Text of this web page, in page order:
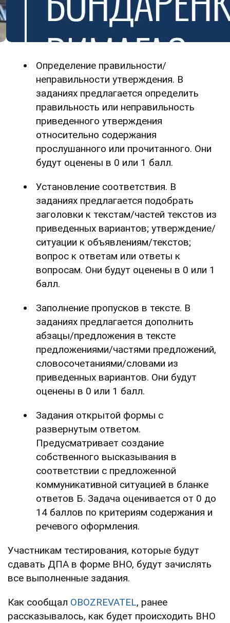
Определение правильности/
неправильности утверждения. В
заданиях предлагается определить
правильность или неправильность
приведенного утверждения
относительно содержания
прослушанного или прочитанного. Они
будут оценены в 0 или 1 балл.
Установление соответствия. В
заданиях предлагается подобрать
заголовки к текстам/частей текстов из
приведенных вариантов; утверждение/
ситуации к объявлениям/текстов;
вопрос к ответам или ответы к
вопросам. Они будут оценены в 0 или 1
балл.
Заполнение пропусков в тексте. В
заданиях предлагается дополнить
абзацы/предложения в тексте
предложениями/частями предложений,
словосочетаниями/словами из
приведенных вариантов. Они будут
оценены в 0 или 1 балл.
Задания открытой формы с
развернутым ответом.
Предусматривает создание
собственного высказывания в
соответствии с предложенной
коммуникативной ситуацией в бланке
ответов Б. Задача оценивается от 0 до
14 баллов по критериям содержания и
речевого оформления.
Участникам тестирования, которые будут
сдавать ДПА в форме ВНО, будут зачислять
все выполненные задания.
Как сообщал OBOZREVATEL, ранее
рассказывалось, как будет происходить ВНО